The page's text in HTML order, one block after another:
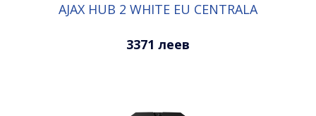
AJAX HUB 2 WHITE EU CENTRALA
3371 леев